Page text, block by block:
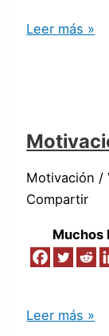
Leer más »
Motivación /
Compartir
Muchos
Leer más »